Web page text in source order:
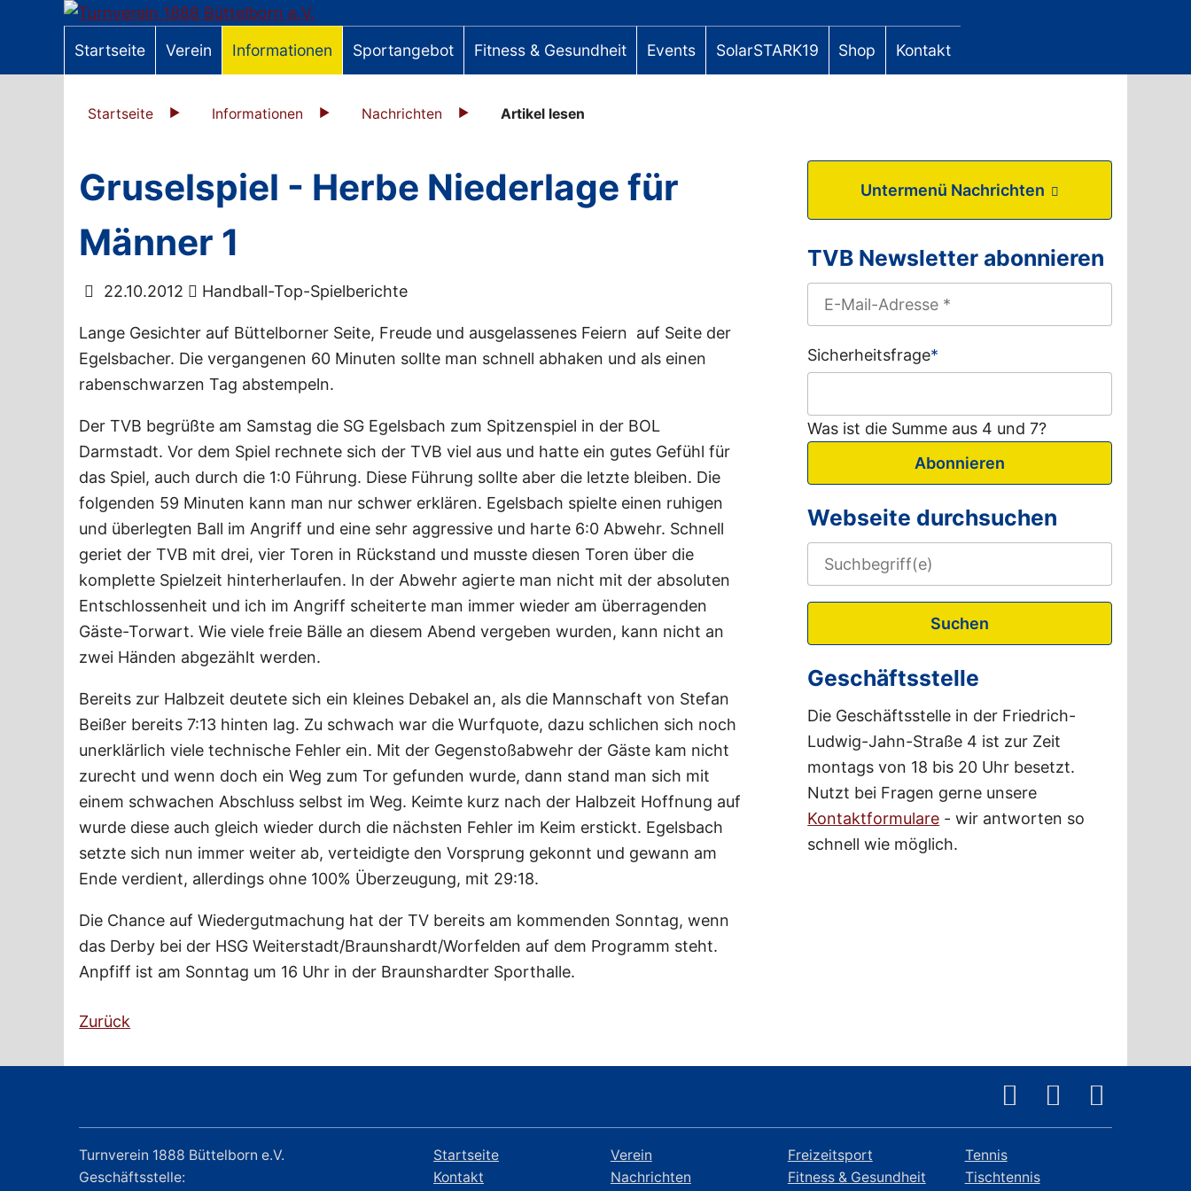
Startseite Verein Informationen Sportangebot Fitness & Gesundheit Events SolarSTARK19 Shop Kontakt
Startseite Informationen Nachrichten Artikel lesen
Gruselspiel - Herbe Niederlage für
Männer 1
22.10.2012 Handball-Top-Spielberichte
Lange Gesichter auf Büttelborner Seite, Freude und ausgelassenes Feiern auf Seite der
Egelsbacher. Die vergangenen 60 Minuten sollte man schnell abhaken und als einen
rabenschwarzen Tag abstempeln.
Der TVB begrüßte am Samstag die SG Egelsbach zum Spitzenspiel in der BOL
Darmstadt. Vor dem Spiel rechnete sich der TVB viel aus und hatte ein gutes Gefühl für
das Spiel, auch durch die 1:0 Führung. Diese Führung sollte aber die letzte bleiben. Die
folgenden 59 Minuten kann man nur schwer erklären. Egelsbach spielte einen ruhigen
und überlegten Ball im Angriff und eine sehr aggressive und harte 6:0 Abwehr. Schnell
geriet der TVB mit drei, vier Toren in Rückstand und musste diesen Toren über die
komplette Spielzeit hinterherlaufen. In der Abwehr agierte man nicht mit der absoluten
Entschlossenheit und ich im Angriff scheiterte man immer wieder am überragenden
Gäste-Torwart. Wie viele freie Bälle an diesem Abend vergeben wurden, kann nicht an
zwei Händen abgezählt werden.
Bereits zur Halbzeit deutete sich ein kleines Debakel an, als die Mannschaft von Stefan
Beißer bereits 7:13 hinten lag. Zu schwach war die Wurfquote, dazu schlichen sich noch
unerklärlich viele technische Fehler ein. Mit der Gegenstoßabwehr der Gäste kam nicht
zurecht und wenn doch ein Weg zum Tor gefunden wurde, dann stand man sich mit
einem schwachen Abschluss selbst im Weg. Keimte kurz nach der Halbzeit Hoffnung auf
wurde diese auch gleich wieder durch die nächsten Fehler im Keim erstickt. Egelsbach
setzte sich nun immer weiter ab, verteidigte den Vorsprung gekonnt und gewann am
Ende verdient, allerdings ohne 100% Überzeugung, mit 29:18.
Die Chance auf Wiedergutmachung hat der TV bereits am kommenden Sonntag, wenn
das Derby bei der HSG Weiterstadt/Braunshardt/Worfelden auf dem Programm steht.
Anpfiff ist am Sonntag um 16 Uhr in der Braunshardter Sporthalle.
Zurück
Untermenü Nachrichten
TVB Newsletter abonnieren
Sicherheitsfrage*
Was ist die Summe aus 4 und 7?
Abonnieren
Webseite durchsuchen
Suchen
Geschäftsstelle
Die Geschäftsstelle in der Friedrich-
Ludwig-Jahn-Straße 4 ist zur Zeit
montags von 18 bis 20 Uhr besetzt.
Nutzt bei Fragen gerne unsere
Kontaktformulare - wir antworten so
schnell wie möglich.
Turnverein 1888 Büttelborn e.V.
Geschäftsstelle:
Startseite
Kontakt
Verein
Nachrichten
Freizeitsport
Fitness & Gesundheit
Tennis
Tischtennis